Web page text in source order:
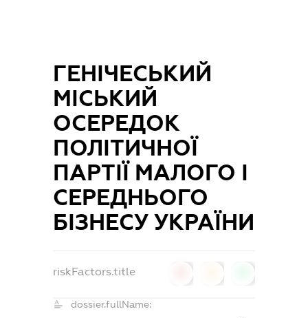
ГЕНІЧЕСЬКИЙ
МІСЬКИЙ
ОСЕРЕДОК
ПОЛІТИЧНОЇ
ПАРТІЇ МАЛОГО І
СЕРЕДНЬОГО
БІЗНЕСУ УКРАЇНИ
riskFactors.title
dossier.fullName: